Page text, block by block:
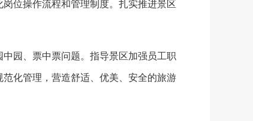
位操作流程和管理制度。扎实推进景区
园、票中票问题。指导景区加强员工职
化管理，营造舒适、优美、安全的旅游